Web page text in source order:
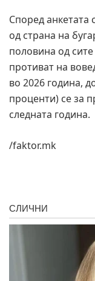
Според анкетата
од страна на
половина од
противат на
во 2026 година,
проценти) се за
следната година.
/faktor.mk